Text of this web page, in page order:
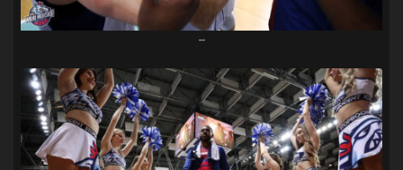
–